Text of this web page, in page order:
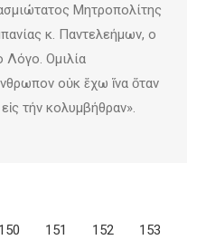
Μητροπολίτης
κ. Παντελεήμων, ο
Λόγο. Ομιλία
οὐκ ἔχω ἵνα ὅταν
τήν κολυμβήθραν».
150 151 152
153